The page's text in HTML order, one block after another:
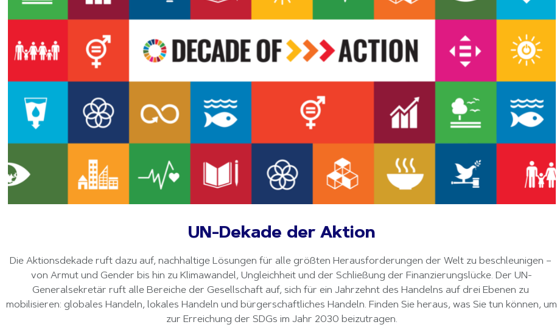
UN-Dekade der Aktion
Die Aktionsdekade ruft dazu auf, nachhaltige Lösungen für alle größten Herausforderungen der Welt zu beschleunigen –
von Armut und Gender bis hin zu Klimawandel, Ungleichheit und der Schließung der Finanzierungslücke. Der UN-
Generalsekretär ruft alle Bereiche der Gesellschaft auf, sich für ein Jahrzehnt des Handelns auf drei Ebenen zu
mobilisieren: globales Handeln, lokales Handeln und bürgerschaftliches Handeln. Finden Sie heraus, was Sie tun können, um
zur Erreichung der SDGs im Jahr 2030 beizutragen.